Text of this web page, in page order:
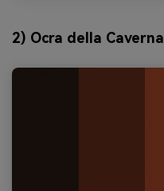
2) Ocra della Caverna